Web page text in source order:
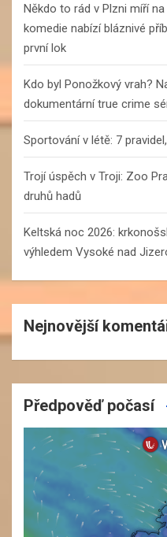
Někdo to rád v Plzni míří
komedie nabízí bláznivé
první lok
Kdo byl Ponožkový vrah?
dokumentární true crime
Sportování v létě: 7
Trojí úspěch v Troji: Zoo
druhů hadů
Keltská noc 2026:
výhledem Vysoké nad
Nejnovější
Předpověď počasí